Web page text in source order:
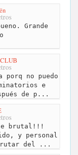
Grande
no puedo
e
de p...
brutal!!!
y personal
del ...